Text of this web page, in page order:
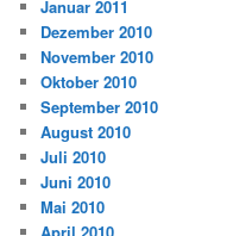
Januar 2011
Dezember 2010
November 2010
Oktober 2010
September 2010
August 2010
Juli 2010
Juni 2010
Mai 2010